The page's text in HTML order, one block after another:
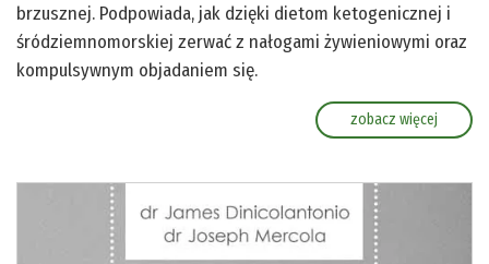
brzusznej. Podpowiada, jak dzięki dietom ketogenicznej i
śródziemnomorskiej zerwać z nałogami żywieniowymi oraz
kompulsywnym objadaniem się.
zobacz więcej